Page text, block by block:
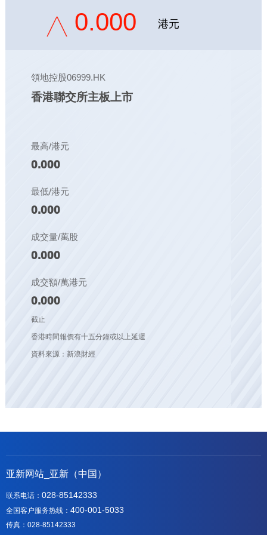
0.000 港元
領地控股06999.HK
香港聯交所主板上市
最高/港元
0.000
最低/港元
0.000
成交量/萬股
0.000
成交額/萬港元
0.000
截止
香港時間報價有十五分鐘或以上延遲
資料來源：新浪財經
亚新网站_亚新（中国）
联系电话： 028-85142333
全国客户服务热线： 400-001-5033
传真：028-85142333